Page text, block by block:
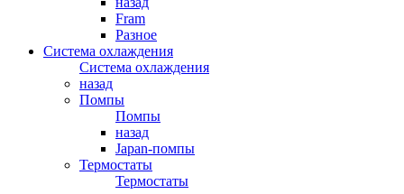
Fram
Разное
Система охлаждения
Система охлаждения
назад
Помпы
Помпы
назад
Japan-помпы
Термостаты
Термостаты